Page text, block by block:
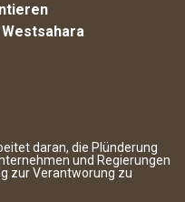
daran, die Plünderung
und Regierungen
zur Verantworung zu